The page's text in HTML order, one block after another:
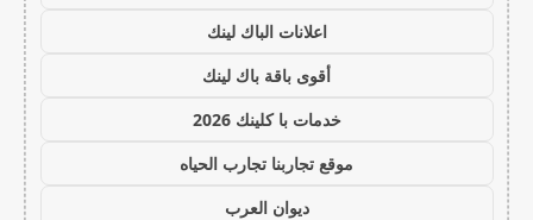
اعلانات الباك لينك
أقوى باقة باك لينك
خدمات با كلينك 2026
موقع تجاربنا تجارب الحياه
ديوان العرب